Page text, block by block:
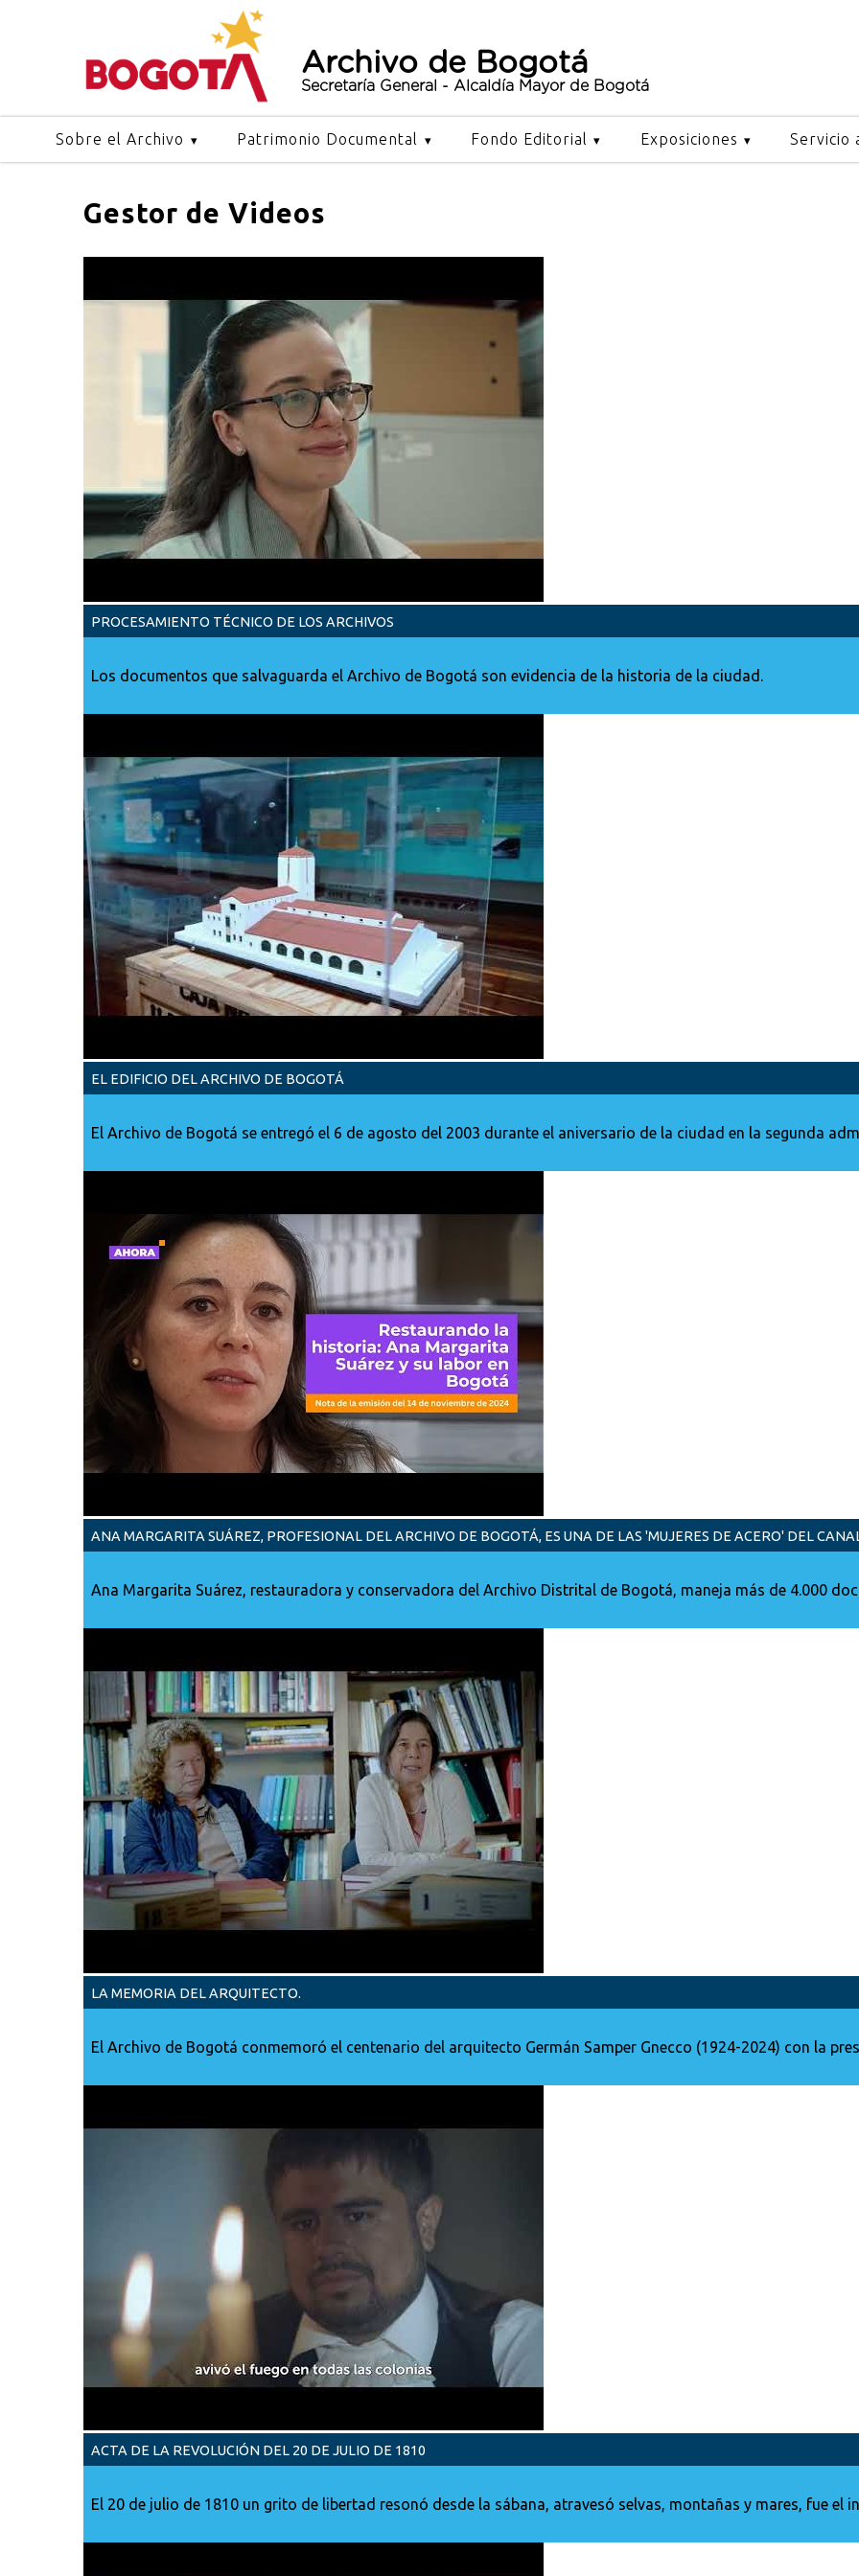
Archivo de Bogotá
Secretaría General - Alcaldía Mayor de Bogotá
Sobre el Archivo Patrimonio Documental Fondo Editorial Exposiciones Servicio
Gestor de Videos
PROCESAMIENTO TÉCNICO DE LOS ARCHIVOS
Los documentos que salvaguarda el Archivo de Bogotá son evidencia de la historia de la ciudad.
EL EDIFICIO DEL ARCHIVO DE BOGOTÁ
El Archivo de Bogotá se entregó el 6 de agosto del 2003 durante el aniversario de la ciudad en la segunda
ANA MARGARITA SUÁREZ, PROFESIONAL DEL ARCHIVO DE BOGOTÁ, ES UNA DE LAS 'MUJERES DE ACERO' DEL
Ana Margarita Suárez, restauradora y conservadora del Archivo Distrital de Bogotá, maneja más de 4.000
LA MEMORIA DEL ARQUITECTO.
El Archivo de Bogotá conmemoró el centenario del arquitecto Germán Samper Gnecco (1924-2024) con la
ACTA DE LA REVOLUCIÓN DEL 20 DE JULIO DE 1810
El 20 de julio de 1810 un grito de libertad resonó desde la sábana, atravesó selvas, montañas y mares, fue el